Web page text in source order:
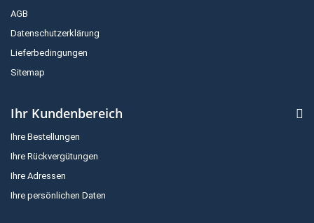
AGB
Datenschutzerklärung
Lieferbedingungen
Sitemap
Ihr Kundenbereich
Ihre Bestellungen
Ihre Rückvergütungen
Ihre Adressen
Ihre persönlichen Daten